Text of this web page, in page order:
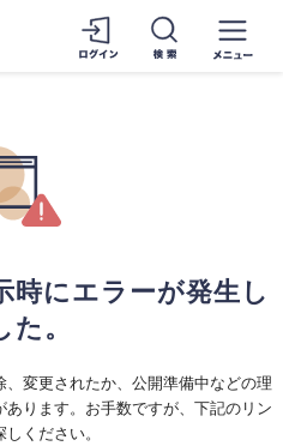
時にエラーが発生し
た。
変更されたか、公開準備中などの理
ります。お手数ですが、下記のリン
ください。